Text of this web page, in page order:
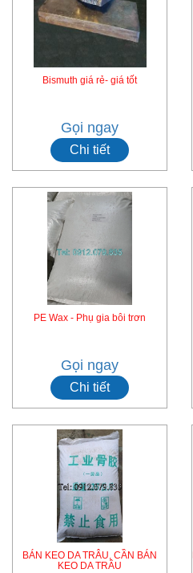
Bismuth giá rẻ- giá tốt
Gọi ngay
Chi tiết
PE Wax - Phụ gia bôi trơn
Gọi ngay
Chi tiết
BÁN KEO DA TRÂU, CẦN BÁN
KEO DA TRÂU